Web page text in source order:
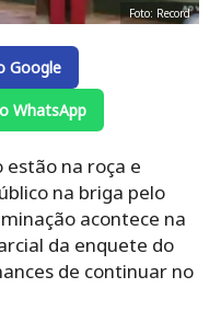
Foto: Record
Google
WhatsApp
estão na roça e
na briga pelo
acontece na
da enquete do
de continuar no